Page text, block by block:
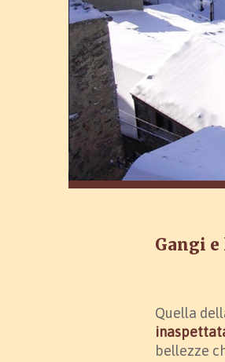
Gangi e
Quella
bellezze